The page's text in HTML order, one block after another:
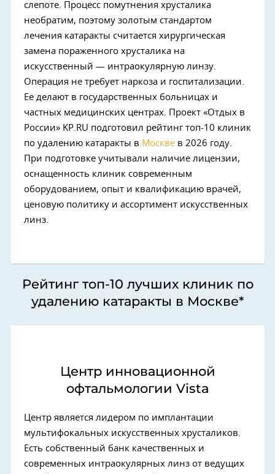
слепоте. Процесс помутнения хрусталика
необратим, поэтому золотым стандартом
лечения катаракты считается хирургическая
замена пораженного хрусталика на
искусственный — интраокулярную линзу.
Операция не требует наркоза и госпитализации.
Ее делают в государственных больницах и
частных медицинских центрах. Проект «Отдых в
России» KP.RU подготовил рейтинг топ-10 клиник
по удалению катаракты в Москве в 2026 году.
При подготовке учитывали наличие лицензии,
оснащенность клиник современным
оборудованием, опыт и квалификацию врачей,
ценовую политику и ассортимент искусственных
линз.
Рейтинг топ-10 лучших клиник по
удалению катаракты в Москве*
Центр инновационной
офтальмологии Vista
Центр является лидером по имплантации
мультифокальных искусственных хрусталиков.
Есть собственный банк качественных и
современных интраокулярных линз от ведущих